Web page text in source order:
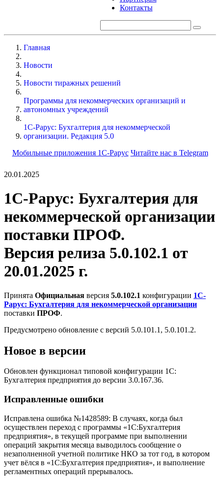
Контакты
Главная
Новости
Новости тиражных решений
Программы для некоммерческих организаций и
автономных учреждений
1С-Рарус: Бухгалтерия для некоммерческой
организации. Редакция 5.0
Мобильные приложения 1С-Рарус Читайте нас в Telegram
20.01.2025
1С-Рарус: Бухгалтерия для
некоммерческой организации
поставки ПРОФ.
Версия релиза 5.0.102.1 от
20.01.2025 г.
Принята Официальная версия 5.0.102.1 конфигурации 1С-
Рарус: Бухгалтерия для некоммерческой организации
поставки ПРОФ.
Предусмотрено обновление с версий 5.0.101.1, 5.0.101.2.
Новое в версии
Обновлен функционал типовой конфигурации 1С:
Бухгалтерия предприятия до версии 3.0.167.36.
Исправленные ошибки
Исправлена ошибка №1428589: В случаях, когда был
осуществлен переход с программы «1С:Бухгалтерия
предприятия», в текущей программе при выполнении
операций закрытия месяца выводилось сообщение о
незаполненной учетной политике НКО за тот год, в котором
учет вёлся в «1С:Бухгалтерия предприятия», и выполнение
регламентных операций прерывалось.